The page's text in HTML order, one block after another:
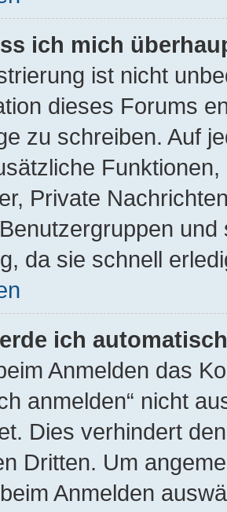
ich mich
ist nicht
dieses Forums
zu schreiben. Auf
Private
da sie schnell
ich
Anmelden das
anmelden“ nicht
Dies verhindert
Dritten. Um
Anmelden